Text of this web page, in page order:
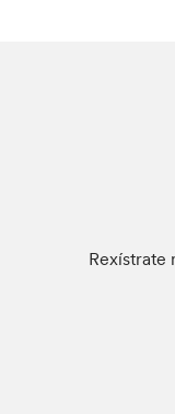
Rexístrate